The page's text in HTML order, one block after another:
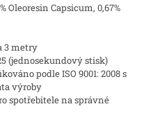
Oleoresin Capsicum, 0,67%
3 metry
(jednosekundový stisk)
podle ISO 9001: 2008 s
výroby
spotřebitele na správné